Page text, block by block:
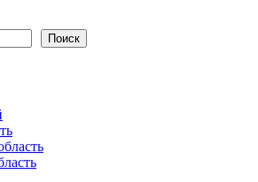
Поиск